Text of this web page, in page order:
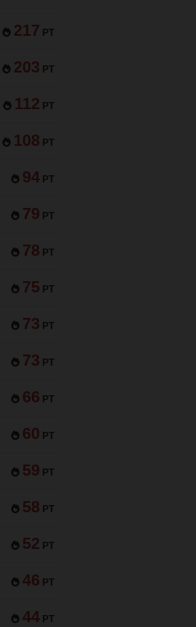
217 PT
203 PT
112 PT
108 PT
94 PT
79 PT
78 PT
75 PT
73 PT
73 PT
66 PT
60 PT
59 PT
58 PT
52 PT
46 PT
44 PT